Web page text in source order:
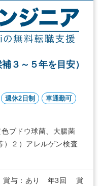
３～５年を目安）
週休2日制
車通勤可
ブドウ球菌、大腸菌
）２）アレルゲン検査
賞与：あり 年3回 賞